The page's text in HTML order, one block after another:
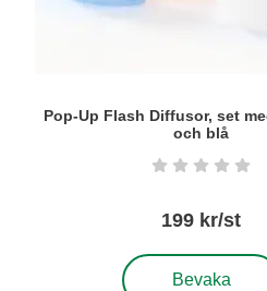
Pop-Up Flash Diffusor, set
och blå
Betyg: 0
199 kr/st
Bevaka
, Pop-Up Flash